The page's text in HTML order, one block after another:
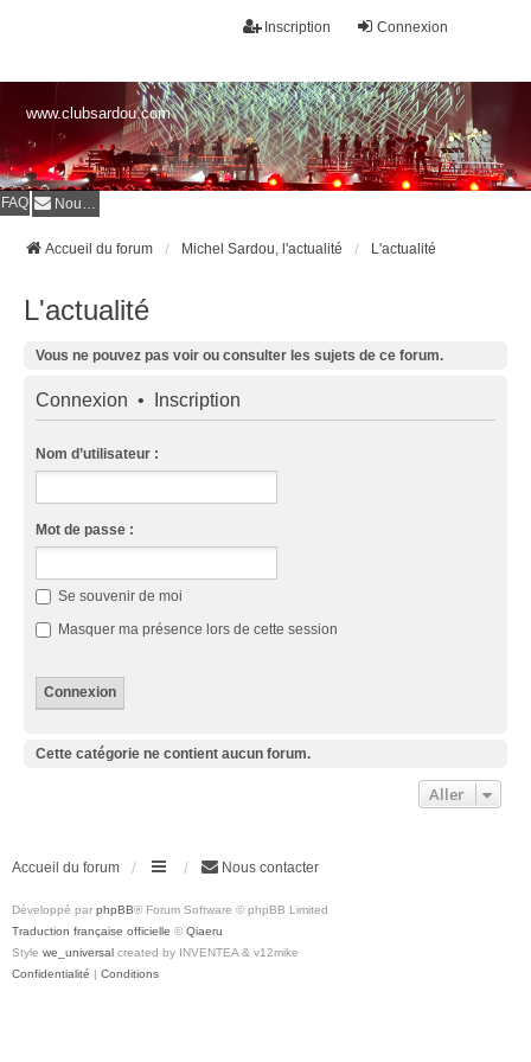
Connexion
Inscription
www.clubsardou.com
FAQ Nous contacter
Accueil du forum Michel Sardou, l'actualité L'actualité
L'actualité
Vous ne pouvez pas voir ou consulter les sujets de ce forum.
Connexion • Inscription
Nom d’utilisateur :
Mot de passe :
Se souvenir de moi
Masquer ma présence lors de cette session
Cette catégorie ne contient aucun forum.
Aller
Accueil du forum Nous contacter
Développé par phpBB® Forum Software © phpBB Limited
Traduction française officielle © Qiaeru
Style we_universal created by INVENTEA & v12mike
Confidentialité | Conditions